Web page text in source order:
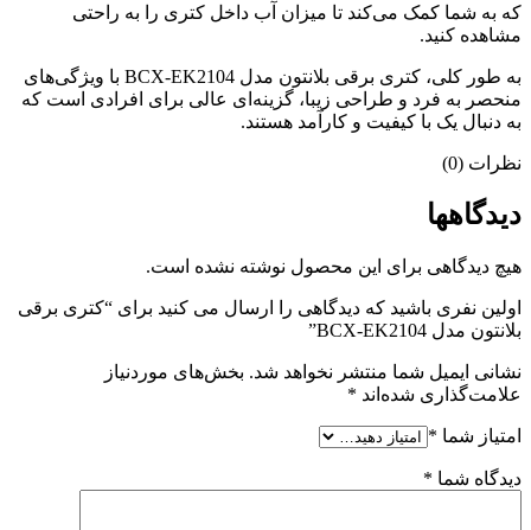
که به شما کمک می‌کند تا میزان آب داخل کتری را به راحتی
مشاهده کنید.
به طور کلی، کتری برقی بلانتون مدل BCX-EK2104 با ویژگی‌های
منحصر به فرد و طراحی زیبا، گزینه‌ای عالی برای افرادی است که
به دنبال یک با کیفیت و کارآمد هستند.
نظرات (0)
دیدگاهها
هیچ دیدگاهی برای این محصول نوشته نشده است.
اولین نفری باشید که دیدگاهی را ارسال می کنید برای “کتری برقی
بلانتون مدل BCX-EK2104”
نشانی ایمیل شما منتشر نخواهد شد. بخش‌های موردنیاز
علامت‌گذاری شده‌اند *
امتیاز شما *
دیدگاه شما *